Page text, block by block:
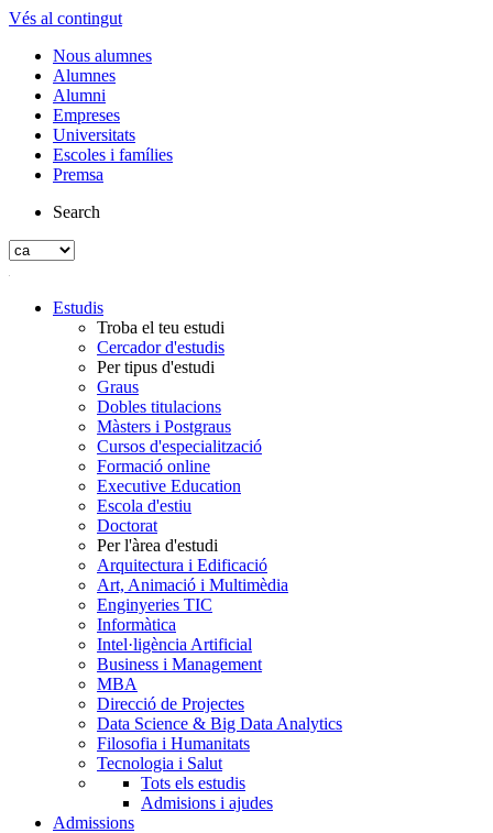
Vés al contingut
Nous alumnes
Alumnes
Alumni
Empreses
Universitats
Escoles i famílies
Premsa
Search
Estudis
Troba el teu estudi
Cercador d'estudis
Per tipus d'estudi
Graus
Dobles titulacions
Màsters i Postgraus
Cursos d'especialització
Formació online
Executive Education
Escola d'estiu
Doctorat
Per l'àrea d'estudi
Arquitectura i Edificació
Art, Animació i Multimèdia
Enginyeries TIC
Informàtica
Intel·ligència Artificial
Business i Management
MBA
Direcció de Projectes
Data Science & Big Data Analytics
Filosofia i Humanitats
Tecnologia i Salut
Tots els estudis
Admisions i ajudes
Admissions